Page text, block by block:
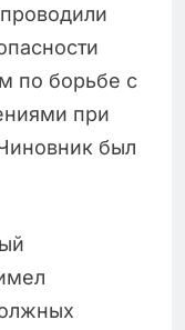
по борьбе с
при
был